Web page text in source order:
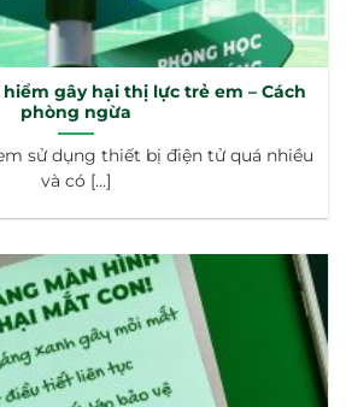
gây hại thị lực trẻ em – Cách
phòng ngừa
sử dụng thiết bị điện tử quá nhiều
và có [...]